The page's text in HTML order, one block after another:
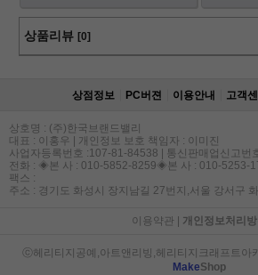
상품리뷰 [0]
상점정보 PC버젼 이용안내 고객
상호명 : (주)한국브랜드밸리
대표 : 이홍우 | 개인정보 보호 책임자 : 이미진
사업자등록번호 :107-81-84538 | 통신판매업신고번
전화 : ◈본 사 : 010-5852-8259◈본 사 : 010-5253-
팩스 :
주소 : 경기도 화성시 장지남길 27번지,서울 강서구
이용약관 | 개인정보처리방
ⓒ헤리티지공예,아트앤리빙,헤리티지크래프트아
MakeShop